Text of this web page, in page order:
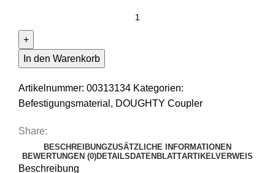
In den Warenkorb
Artikelnummer: 00313134 Kategorien:
Befestigungsmaterial , DOUGHTY Coupler
Share:
BESCHREIBUNGZUSÄTZLICHE INFORMATIONEN
BEWERTUNGEN (0)DETAILS DATENBLATTARTIKELVERWEIS
Beschreibung